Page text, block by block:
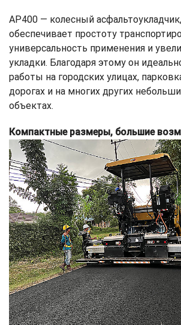
AP400 — колесный
обеспечивает простоту
универсальность применения и
укладки. Благодаря этому он
работы на городских улицах,
дорогах и на многих других
объектах.
Компактные размеры, большие